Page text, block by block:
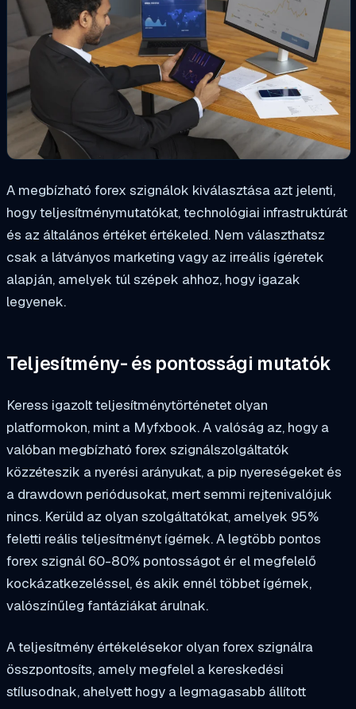
A megbízható forex szignálok kiválasztása azt jelenti,
hogy teljesítménymutatókat, technológiai infrastruktúrát
és az általános értéket értékeled. Nem választhatsz
csak a látványos marketing vagy az irreális ígéretek
alapján, amelyek túl szépek ahhoz, hogy igazak
legyenek.
Teljesítmény- és pontossági mutatók
Keress igazolt teljesítménytörténetet olyan
platformokon, mint a Myfxbook. A valóság az, hogy a
valóban megbízható forex szignálszolgáltatók
közzéteszik a nyerési arányukat, a pip nyereségeket és
a drawdown periódusokat, mert semmi rejtenivalójuk
nincs. Kerüld az olyan szolgáltatókat, amelyek 95%
feletti reális teljesítményt ígérnek. A legtöbb pontos
forex szignál 60-80% pontosságot ér el megfelelő
kockázatkezeléssel, és akik ennél többet ígérnek,
valószínűleg fantáziákat árulnak.
A teljesítmény értékelésekor olyan forex szignálra
összpontosíts, amely megfelel a kereskedési
stílusodnak, ahelyett hogy a legmagasabb állított